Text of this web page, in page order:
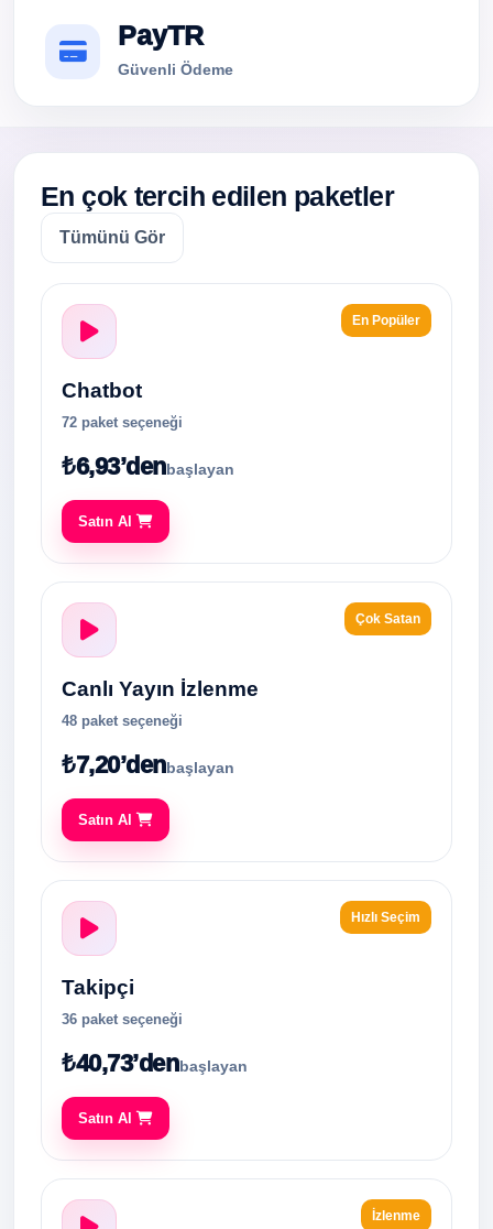
PayTR
Güvenli Ödeme
En çok tercih edilen paketler
Tümünü Gör
En Popüler
Chatbot
72 paket seçeneği
₺6,93’denbaşlayan
Satın Al
Çok Satan
Canlı Yayın İzlenme
48 paket seçeneği
₺7,20’denbaşlayan
Satın Al
Hızlı Seçim
Takipçi
36 paket seçeneği
₺40,73’denbaşlayan
Satın Al
İzlenme